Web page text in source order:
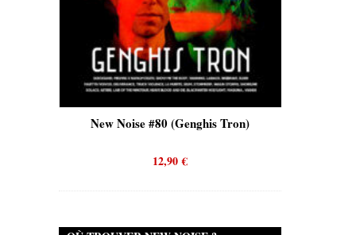
New Noise #80 (Genghis Tron)
12,90€